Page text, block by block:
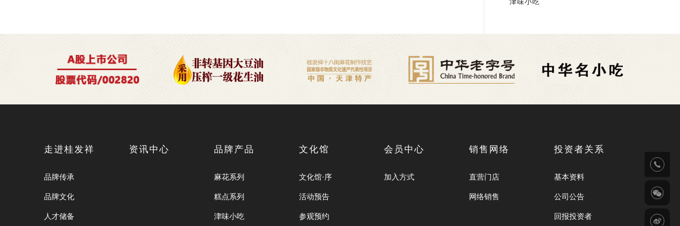
津味小吃
走进桂发祥
品牌传承
品牌文化
人才储备
资讯中心 品牌产品
麻花系列
糕点系列
津味小吃
文化馆
文化馆·序
活动预告
参观预约
会员中心
加入方式
销售网络
直营门店
网络销售
投资者关系
基本资料
公司公告
回报投资者